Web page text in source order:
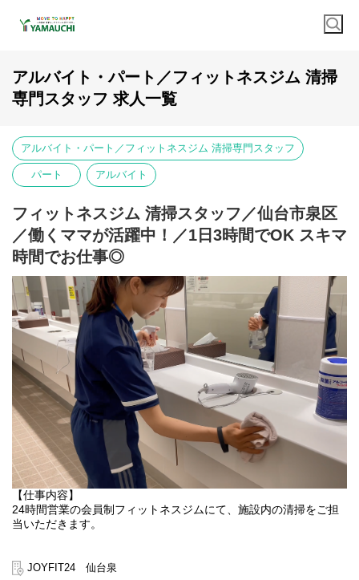
アルバイト・パート／フィットネスジム 清掃
専門スタッフ 求人一覧
アルバイト・パート／フィットネスジム 清掃専門スタッフ
パート アルバイト
フィットネスジム 清掃スタッフ／仙台市泉区
／働くママが活躍中！／1日3時間でOK スキマ
時間でお仕事◎
【仕事内容】
24時間営業の会員制フィットネスジムにて、施設内の清掃をご担
当いただきます。
ールームなどの設備があり、それらを含めたフロア全体の清掃が
JOYFIT24 仙台泉